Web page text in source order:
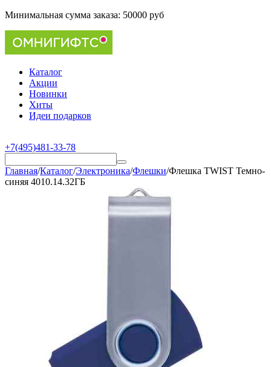
Минимальная сумма заказа: 50000 руб
Каталог
Акции
Новинки
Хиты
Идеи подарков
+7(495)481-33-78
Главная/Каталог/Электроника/Флешки/Флешка TWIST Темно-
синяя 4010.14.32ГБ